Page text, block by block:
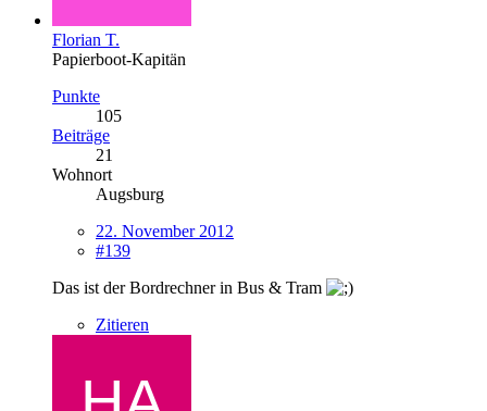
Florian T.
Papierboot-Kapitän
Punkte
105
Beiträge
21
Wohnort
Augsburg
22. November 2012
#139
Das ist der Bordrechner in Bus & Tram
Zitieren